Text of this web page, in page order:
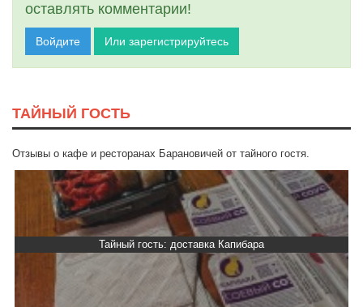
оставлять комментарии!
Войдите Или зарегистрируйтесь
ТАЙНЫЙ ГОСТЬ
Отзывы о кафе и ресторанах Барановичей от тайного гостя.
доставка Капибара